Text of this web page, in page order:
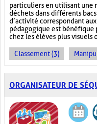
particuliers en utilisant une
déchets dans différents
d’activité correspondant aux
pédagogique est bénéfique
chez les élèves plus visuels
Classement (3)
ORGANISATEUR DE